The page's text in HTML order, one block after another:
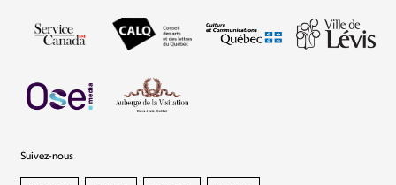
Suivez-nous